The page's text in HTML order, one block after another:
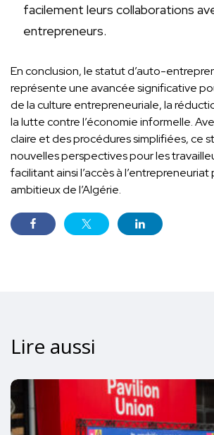
facilement leurs collaborations
entrepreneurs.
En conclusion, le statut d’auto-
représente une avancée significative
de la culture entrepreneuriale, la
la lutte contre l’économie informelle.
claire et des procédures simplifiées, ce
nouvelles perspectives pour les
facilitant ainsi l’accès à
ambitieux de l’Algérie.
Lire aussi